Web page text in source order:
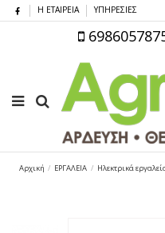
Η ΕΤΑΙΡΕΙΑ ΥΠΗΡΕΣΙΕΣ
Αρχική ΕΡΓΑΛΕΙΑ Ηλεκτρικά